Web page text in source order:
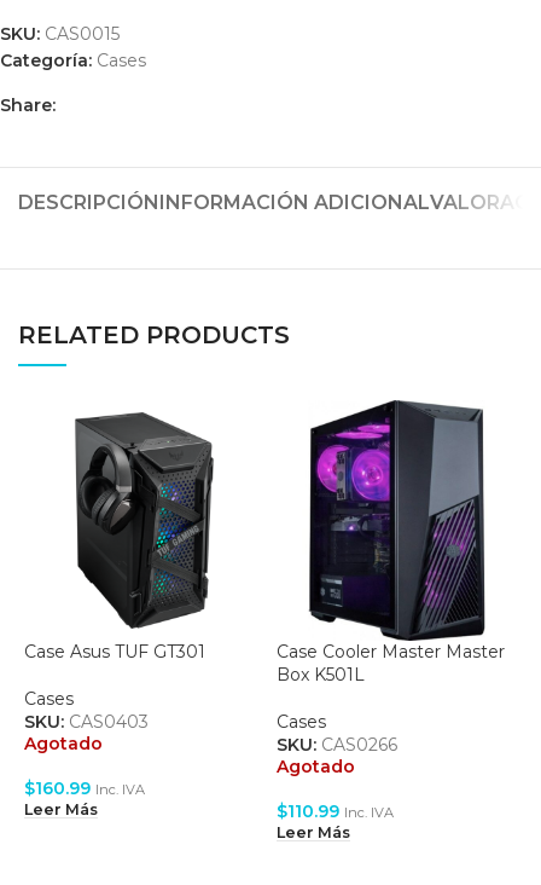
SKU: CAS0015
Categoría: Cases
Share:
DESCRIPCIÓN INFORMACIÓN ADICIONAL
RELATED PRODUCTS
Case Asus TUF GT301
Cases
SKU: CAS0403
Agotado
$160.99 Inc. IVA
Leer Más
Case Cooler Master Master
Box K501L
Cases
SKU: CAS0266
Agotado
$110.99 Inc. IVA
Leer Más